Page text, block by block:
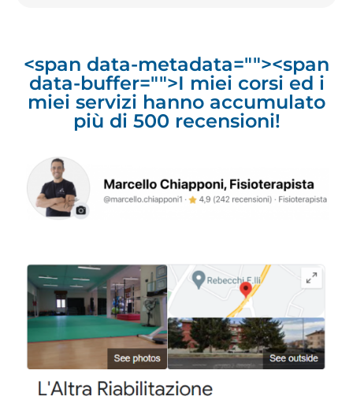
<span data-metadata=""><span
data-buffer="">I miei corsi ed i
miei servizi hanno accumulato
più di 500 recensioni!